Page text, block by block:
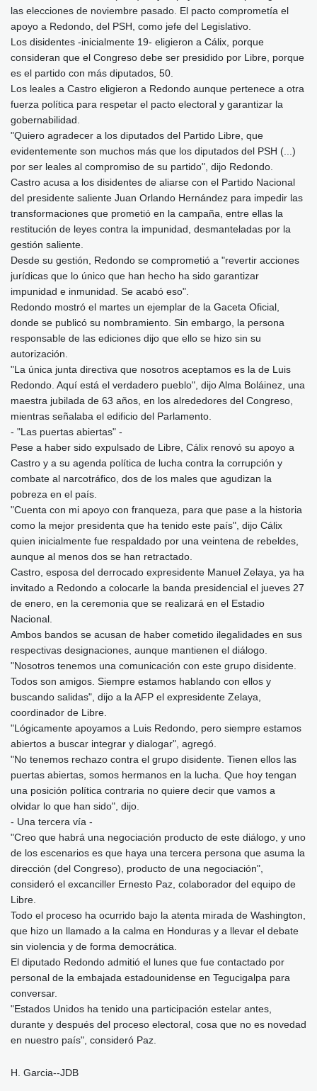
las elecciones de noviembre pasado. El pacto comprometía el
apoyo a Redondo, del PSH, como jefe del Legislativo.
Los disidentes -inicialmente 19- eligieron a Cálix, porque
consideran que el Congreso debe ser presidido por Libre, porque
es el partido con más diputados, 50.
Los leales a Castro eligieron a Redondo aunque pertenece a otra
fuerza política para respetar el pacto electoral y garantizar la
gobernabilidad.
"Quiero agradecer a los diputados del Partido Libre, que
evidentemente son muchos más que los diputados del PSH (...)
por ser leales al compromiso de su partido", dijo Redondo.
Castro acusa a los disidentes de aliarse con el Partido Nacional
del presidente saliente Juan Orlando Hernández para impedir las
transformaciones que prometió en la campaña, entre ellas la
restitución de leyes contra la impunidad, desmanteladas por la
gestión saliente.
Desde su gestión, Redondo se comprometió a "revertir acciones
jurídicas que lo único que han hecho ha sido garantizar
impunidad e inmunidad. Se acabó eso".
Redondo mostró el martes un ejemplar de la Gaceta Oficial,
donde se publicó su nombramiento. Sin embargo, la persona
responsable de las ediciones dijo que ello se hizo sin su
autorización.
"La única junta directiva que nosotros aceptamos es la de Luis
Redondo. Aquí está el verdadero pueblo", dijo Alma Boláinez, una
maestra jubilada de 63 años, en los alrededores del Congreso,
mientras señalaba el edificio del Parlamento.
- "Las puertas abiertas" -
Pese a haber sido expulsado de Libre, Cálix renovó su apoyo a
Castro y a su agenda política de lucha contra la corrupción y
combate al narcotráfico, dos de los males que agudizan la
pobreza en el país.
"Cuenta con mi apoyo con franqueza, para que pase a la historia
como la mejor presidenta que ha tenido este país", dijo Cálix
quien inicialmente fue respaldado por una veintena de rebeldes,
aunque al menos dos se han retractado.
Castro, esposa del derrocado expresidente Manuel Zelaya, ya ha
invitado a Redondo a colocarle la banda presidencial el jueves 27
de enero, en la ceremonia que se realizará en el Estadio
Nacional.
Ambos bandos se acusan de haber cometido ilegalidades en sus
respectivas designaciones, aunque mantienen el diálogo.
"Nosotros tenemos una comunicación con este grupo disidente.
Todos son amigos. Siempre estamos hablando con ellos y
buscando salidas", dijo a la AFP el expresidente Zelaya,
coordinador de Libre.
"Lógicamente apoyamos a Luis Redondo, pero siempre estamos
abiertos a buscar integrar y dialogar", agregó.
"No tenemos rechazo contra el grupo disidente. Tienen ellos las
puertas abiertas, somos hermanos en la lucha. Que hoy tengan
una posición política contraria no quiere decir que vamos a
olvidar lo que han sido", dijo.
- Una tercera vía -
"Creo que habrá una negociación producto de este diálogo, y uno
de los escenarios es que haya una tercera persona que asuma la
dirección (del Congreso), producto de una negociación",
consideró el excanciller Ernesto Paz, colaborador del equipo de
Libre.
Todo el proceso ha ocurrido bajo la atenta mirada de Washington,
que hizo un llamado a la calma en Honduras y a llevar el debate
sin violencia y de forma democrática.
El diputado Redondo admitió el lunes que fue contactado por
personal de la embajada estadounidense en Tegucigalpa para
conversar.
"Estados Unidos ha tenido una participación estelar antes,
durante y después del proceso electoral, cosa que no es novedad
en nuestro país", consideró Paz.
H. Garcia--JDB